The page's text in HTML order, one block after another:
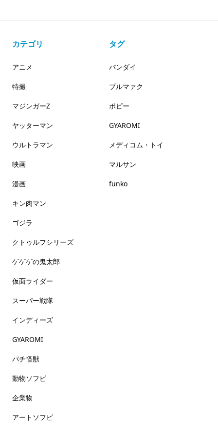
カテゴリ
アニメ
特撮
マジンガーZ
ヤッターマン
ウルトラマン
映画
漫画
キン肉マン
ゴジラ
クトゥルフシリーズ
ゲゲゲの鬼太郎
仮面ライダー
スーパー戦隊
インディーズ
GYAROMI
パチ怪獣
動物ソフビ
企業物
アートソフビ
タグ
バンダイ
ブルマァク
ポピー
GYAROMI
メディコム・トイ
マルサン
funko